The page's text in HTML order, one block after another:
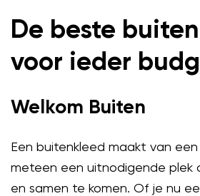
De beste
voor ieder
Welkom Buiten
Een buitenkleed maakt van
meteen een uitnodigende plek
en samen te komen. Of je nu